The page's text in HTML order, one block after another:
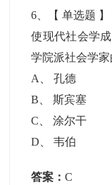
6 、【单选题 】
使现代社会学
学院派社会学
A
、孔德
B 、斯宾塞
C 、涂尔干
D 、韦伯
答案：C